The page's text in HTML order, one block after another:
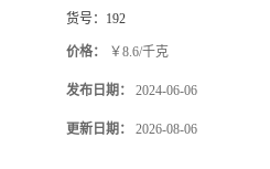
货号： 192
价格： ￥8.6/千克
发布日期： 2024-06-06
更新日期： 2026-08-06